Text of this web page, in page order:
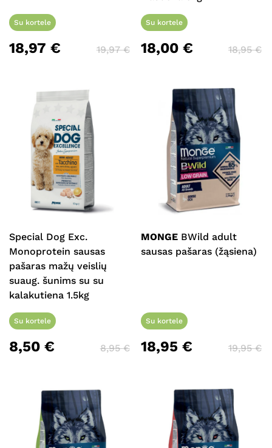
Krepšelyje nėra produktų.
Su kortele
18,97 € 19,97€
Su kortele
18,00€ 18,95€
Special Dog Exc.
Monoprotein sausas
pašaras mažų veislių
suaug. šunims su su
kalakutiena 1.5kg
Su kortele
8,50 € 8,95€
MONGE BWild adult
sausas pašaras (žąsiena)
Su kortele
18,95€ 19,95€